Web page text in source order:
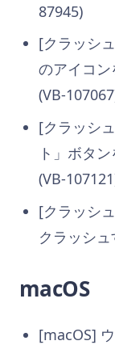
87945)
[クラッシ
のアイコ
(VB-
[クラッシ
ト」ボタ
(VB-
[クラッシ
クラッシ
macOS
[macOS]